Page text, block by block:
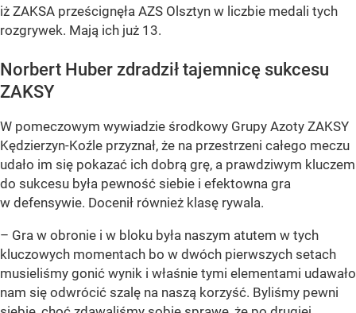
iż ZAKSA prześcignęła AZS Olsztyn w liczbie medali tych
rozgrywek. Mają ich już 13.
Norbert Huber zdradził tajemnicę sukcesu
ZAKSY
W pomeczowym wywiadzie środkowy Grupy Azoty ZAKSY
Kędzierzyn-Koźle przyznał, że na przestrzeni całego meczu
udało im się pokazać ich dobrą grę, a prawdziwym kluczem
do sukcesu była pewność siebie i efektowna gra
w defensywie. Docenił również klasę rywala.
– Gra w obronie i w bloku była naszym atutem w tych
kluczowych momentach bo w dwóch pierwszych setach
musieliśmy gonić wynik i właśnie tymi elementami udawało
nam się odwrócić szalę na naszą korzyść. Byliśmy pewni